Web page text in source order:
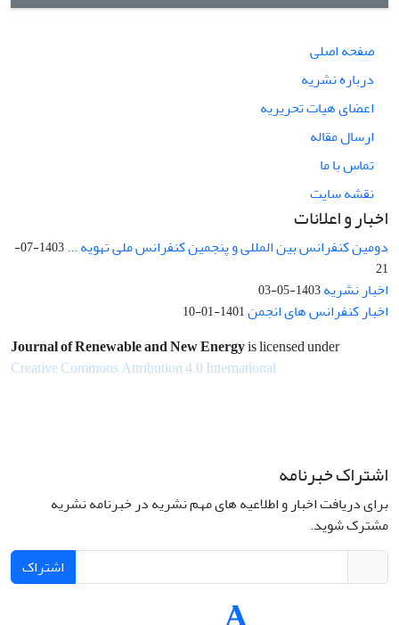
صفحه اصلی
درباره نشریه
اعضای هیات تحریریه
ارسال مقاله
تماس با ما
نقشه سایت
اخبار و اعلانات
دومین کنفرانس بین المللی و پنجمین کنفرانس ملی تهویه ...
1403-07-
21
اخبار نشریه1403-05-03
اخبار کنفرانس های انجمن1401-01-10
Journal of Renewable and New Energyis licensed under
Creative Commons Attribution 4.0 International
اشتراک خبرنامه
برای دریافت اخبار و اطلاعیه های مهم نشریه در خبرنامه نشریه
مشترک شوید.
اشتراک